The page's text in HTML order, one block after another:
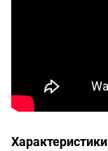
Характеристики